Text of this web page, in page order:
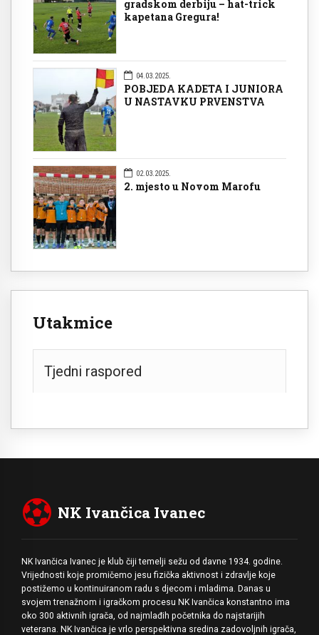
gradskom derbiju – hat-trick
kapetana Gregura!
04.03.2025.
POBJEDA KADETA I JUNIORA
U NASTAVKU PRVENSTVA
02.03.2025.
2. mjesto u Novom Marofu
Utakmice
Tjedni raspored
NK Ivančica Ivanec
NK Ivančica Ivanec je klub čiji temelji sežu od davne 1934. godine.
Vrijednosti koje promičemo jesu fizička aktivnost i zdravlje koje
postižemo u kontinuiranom radu s djecom i mladima. Danas u
svojem trenažnom i igračkom procesu NK Ivančica konstantno ima
oko 300 aktivnih igrača, od najmlađih početnika do najstarijih
veterana. NK Ivančica je vrlo perspektivna sredina zadovoljnih igrača,